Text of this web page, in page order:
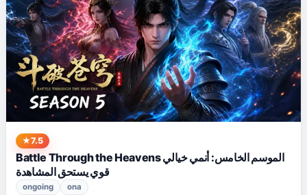
7.5
Battle Through the Heavens الموسم الخامس: أنمي خيالي
قوي يستحق المشاهدة
ongoing ona